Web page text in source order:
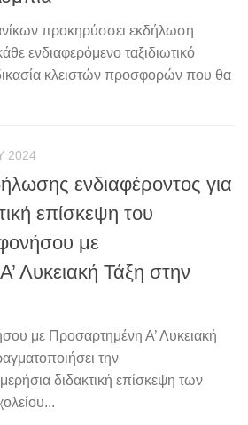
προκηρύσσει εκδήλωση
ενδιαφερόμενο ταξιδιωτικό
κλειστών προσφορών που θα
2024
ενδιαφέροντος για
επίσκεψη του
με
Λυκειακή Τάξη στην
με Προσαρτημένη Α’ Λυκειακή
την
διδακτική επίσκεψη των